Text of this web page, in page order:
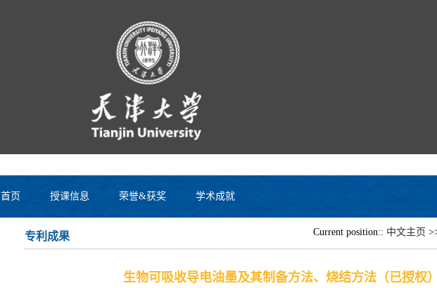
首页 授课信息 荣誉&获奖 学术成就
专利成果 Current position:: 中文主页
生物可吸收导电油墨及其制备方法、烧结方法（已授权）